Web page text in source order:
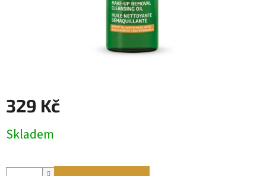
329 Kč
cena:
Skladem